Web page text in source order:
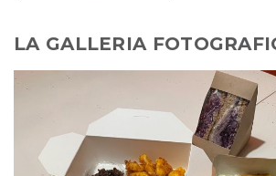
LA GALLERIA